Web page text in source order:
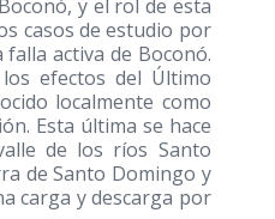
y el rol de esta
casos de estudio por
activa de Boconó.
efectos del Último
localmente como
Esta última se hace
de los ríos Santo
de Santo Domingo y
carga y descarga por